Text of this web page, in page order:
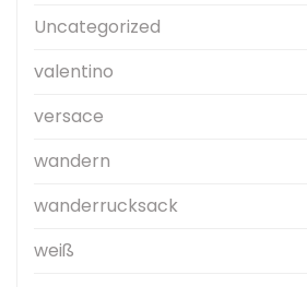
Uncategorized
valentino
versace
wandern
wanderrucksack
weiß